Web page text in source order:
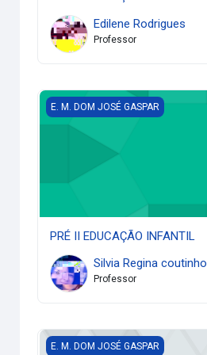
Edilene Rodrigues
Professor
PRÉ II EDUCAÇÃO INFANTIL
E. M. DOM JOSÉ GASPAR
PRÉ II EDUCAÇÃO INFANTIL
Silvia Regina coutinho
Professor
PRÉ I EDUCAÇÃO INFANTIL
E. M. DOM JOSÉ GASPAR